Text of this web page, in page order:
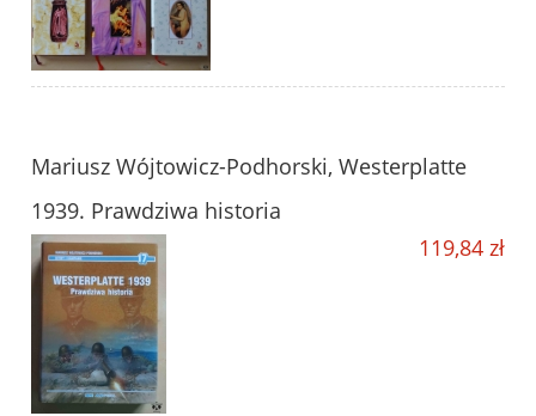
Mariusz Wójtowicz-Podhorski, Westerplatte
1939. Prawdziwa historia
119,84 zł